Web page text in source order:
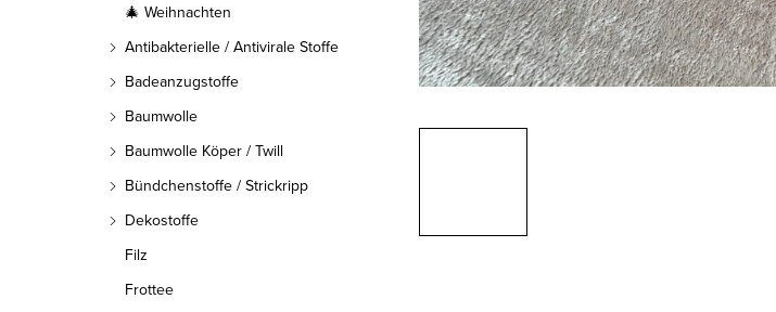
🎄 Weihnachten
Antibakterielle / Antivirale Stoffe
Badeanzugstoffe
Baumwolle
Baumwolle Köper / Twill
Bündchenstoffe / Strickripp
Dekostoffe
Filz
Frottee